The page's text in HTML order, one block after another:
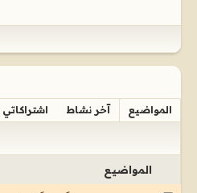
المواضيع آخر نشاط اشتراكاتي
المواضيع